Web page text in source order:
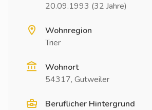
20.09.1993 (32 Jahre)
Wohnregion
Trier
Wohnort
54317, Gutweiler
Beruflicher Hintergrund